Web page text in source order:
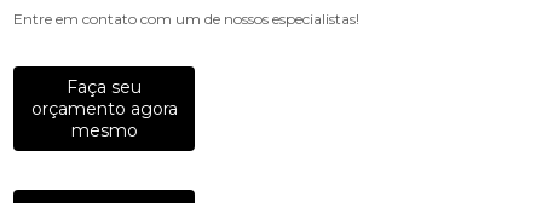
Entre em contato com um de nossos especialistas!
Faça seu
orçamento agora
mesmo